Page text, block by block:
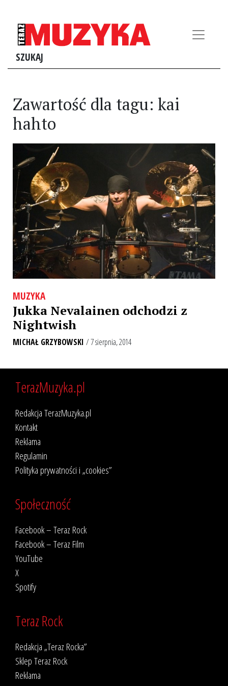
SZUKAJ
Zawartość dla tagu: kai
hahto
MUZYKA
Jukka Nevalainen odchodzi z
Nightwish
MICHAŁ GRZYBOWSKI / 7 sierpnia, 2014
TerazMuzyka.pl
Redakcja TerazMuzyka.pl
Kontakt
Reklama
Regulamin
Polityka prywatności i „cookies”
Społeczność
Facebook – Teraz Rock
Facebook – Teraz Film
YouTube
X
Spotify
Teraz Rock
Redakcja „Teraz Rocka”
Sklep Teraz Rock
Reklama